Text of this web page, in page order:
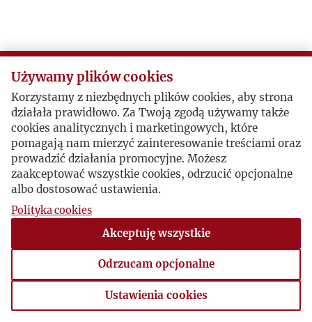
Używamy plików cookies
Korzystamy z niezbędnych plików cookies, aby strona
działała prawidłowo. Za Twoją zgodą używamy także
cookies analitycznych i marketingowych, które
pomagają nam mierzyć zainteresowanie treściami oraz
prowadzić działania promocyjne. Możesz
zaakceptować wszystkie cookies, odrzucić opcjonalne
albo dostosować ustawienia.
Polityka cookies
Akceptuję wszystkie
Odrzucam opcjonalne
Ustawienia cookies
Ustawienia cookies